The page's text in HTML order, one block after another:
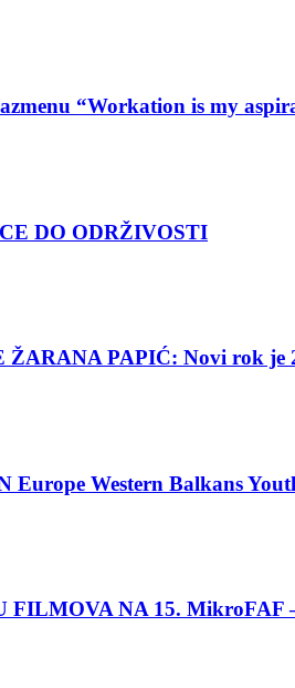
“Workation is my
DO ODRŽIVOSTI
PAPIĆ: Novi rok je
Europe Western Balkans
FILMOVA NA 15. MikroFAF